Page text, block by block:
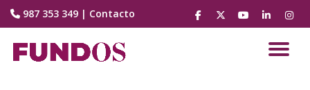
contenido
987 353 349 | Contacto
fa-
facebook
fa-
brands
fa-
youtube-
fa-
linkedin
fa-